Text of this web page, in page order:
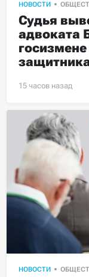
НОВОСТИ
Судья
адвоката
НОВОСТИ